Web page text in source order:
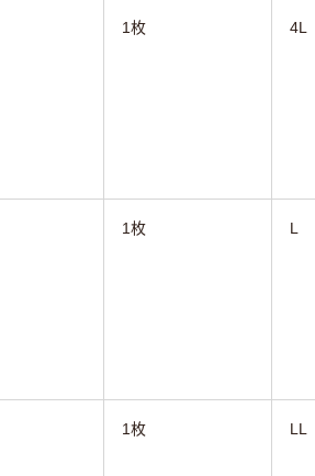
1枚 4L
1枚 L
1枚 LL